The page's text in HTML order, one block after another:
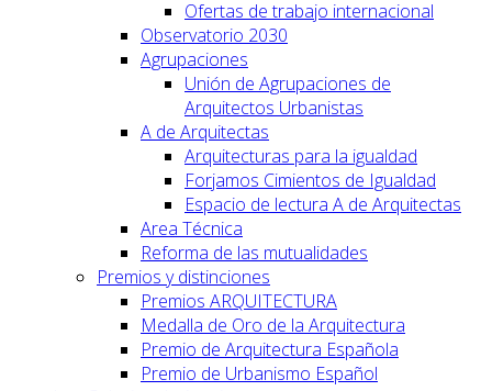
Ofertas de trabajo internacional
Observatorio 2030
Agrupaciones
Unión de Agrupaciones de
Arquitectos Urbanistas
A de Arquitectas
Arquitecturas para la igualdad
Forjamos Cimientos de Igualdad
Espacio de lectura A de Arquitectas
Area Técnica
Reforma de las mutualidades
Premios y distinciones
Premios ARQUITECTURA
Medalla de Oro de la Arquitectura
Premio de Arquitectura Española
Premio de Urbanismo Español